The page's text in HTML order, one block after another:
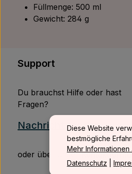
Füllmenge: 500 ml
Gewicht: 284 g
Support
Du brauchst Hilfe oder hast
Fragen?
Nachricht senden
oder über unser
Diese Website
bestmögliche
Mehr Informationen
Datenschutz